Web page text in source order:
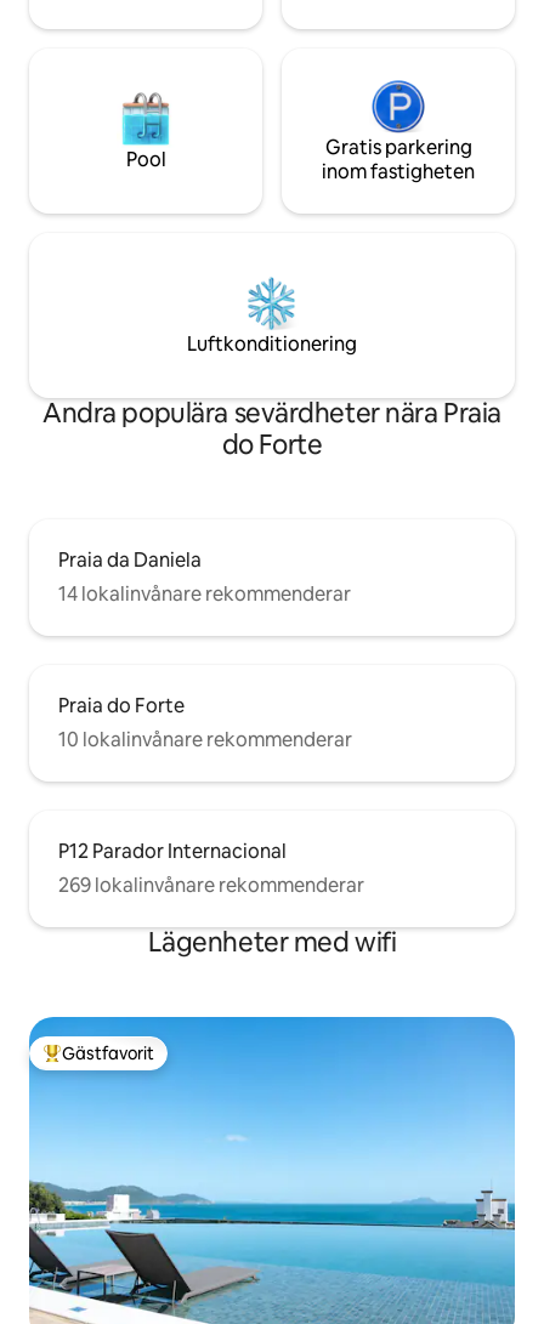
Pool
Gratis parkering
inom fastigheten
Luftkonditionering
Andra populära sevärdheter nära Praia
do Forte
Praia da Daniela
14 lokalinvånare rekommenderar
Praia do Forte
10 lokalinvånare rekommenderar
P12 Parador Internacional
269 lokalinvånare rekommenderar
Lägenheter med wifi
Populär gästfavorit
Gästfavorit